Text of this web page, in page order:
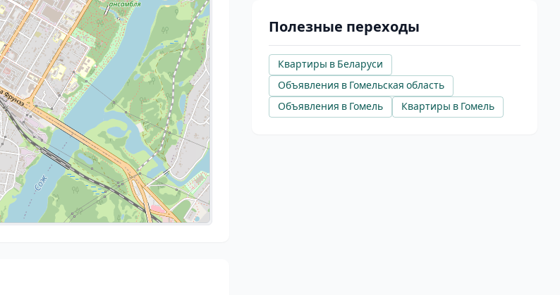
Полезные переходы
Квартиры в Беларуси
Объявления в Гомельская область
Объявления в Гомель
Квартиры в Гомель